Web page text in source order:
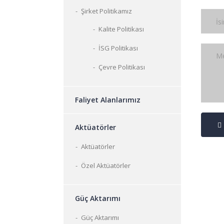
Şirket Politikamız
Kalite Politikası
İSG Politikası
Çevre Politikası
Faliyet Alanlarımız
Aktüatörler
Aktüatörler
Özel Aktüatörler
Güç Aktarımı
Güç Aktarımı